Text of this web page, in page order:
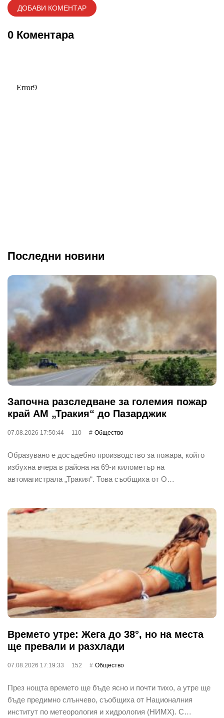
0 Коментара
Последни новини
Започна разследване за големия пожар
край АМ „Тракия“ до Пазарджик
07.08.2026 17:50:44 110 Общество
Образувано е досъдебно производство за пожара, който
избухна вчера в района на 69-и километър на
автомагистрала „Тракия“. Това съобщиха от О…
Времето утре: Жега до 38°, но на места
ще превали и разхлади
07.08.2026 17:19:33 152 Общество
През нощта времето ще бъде ясно и почти тихо, а утре ще
бъде предимно слънчево, съобщиха от Националния
институт по метеорология и хидрология (НИМХ). С…